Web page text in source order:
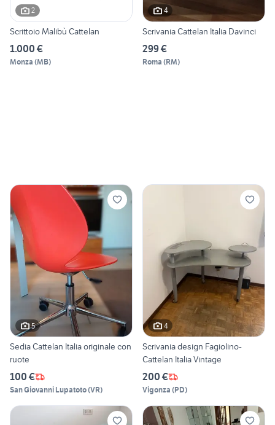
2
Scrittoio Malibù Cattelan
1.000 €
Monza (MB)
4
Scrivania Cattelan Italia Davinci
299 €
Roma (RM)
5
Sedia Cattelan Italia originale con
ruote
100 €
San Giovanni Lupatoto(VR)
4
Scrivania design Fagiolino-
Cattelan Italia Vintage
200 €
Vigonza (PD)